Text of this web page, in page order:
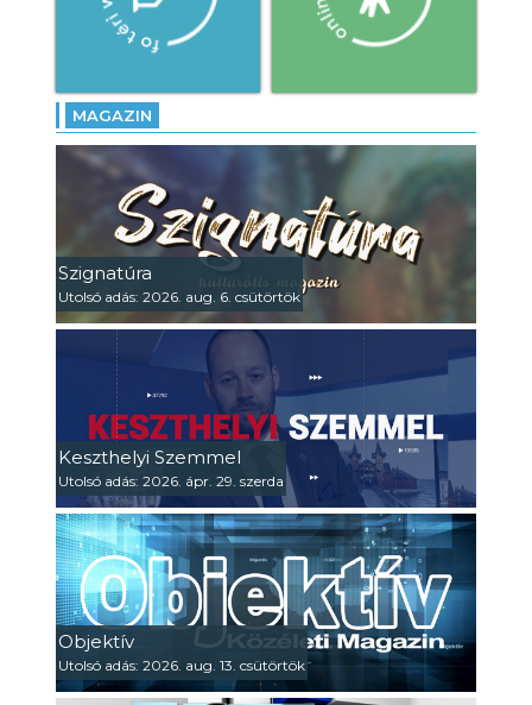
MAGAZIN
Szignatúra
Utolsó adás: 2026. aug. 6. csütörtök
Keszthelyi Szemmel
Utolsó adás: 2026. ápr. 29. szerda
Objektív
Utolsó adás: 2026. aug. 13. csütörtök